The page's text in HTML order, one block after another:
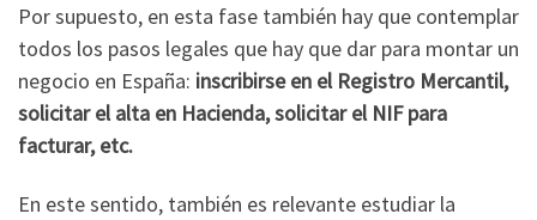
Por supuesto, en esta fase también hay que contemplar
todos los pasos legales que hay que dar para montar un
negocio en España: inscribirse en el Registro Mercantil,
solicitar el alta en Hacienda, solicitar el NIF para
facturar, etc.
En este sentido, también es relevante estudiar la